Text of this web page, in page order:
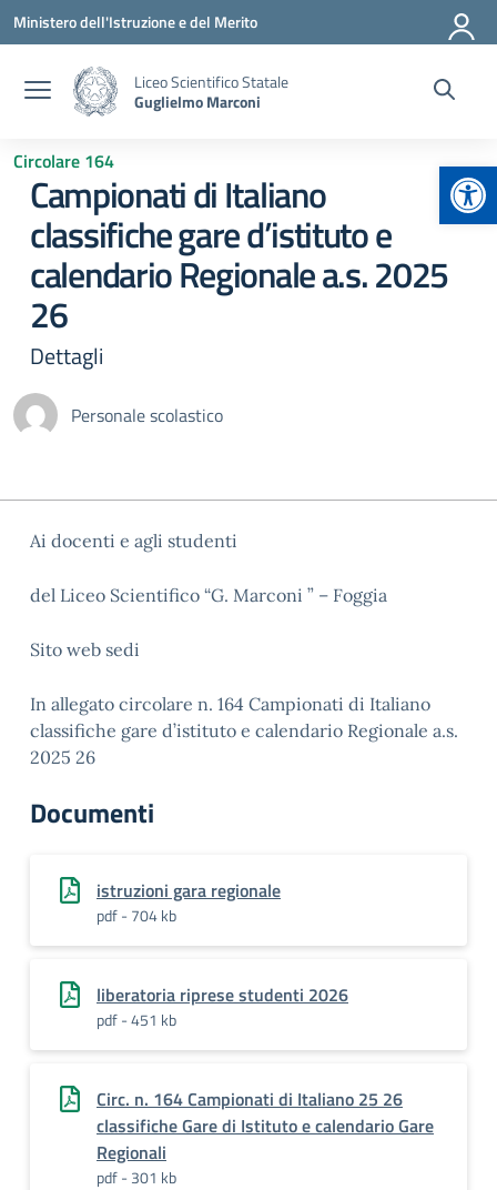
Vai ai contenuti
Vai al menu di navigazione
Vai al footer
Ministero dell'Istruzione e del Merito
Liceo Scientifico Statale
Guglielmo Marconi
Circolare 164
Campionati di Italiano
classifiche gare d’istituto e
calendario Regionale a.s. 2025
26
Dettagli
Personale scolastico
Ai docenti e agli studenti
del Liceo Scientifico “G. Marconi ” – Foggia
Sito web sedi
In allegato circolare n. 164 Campionati di Italiano
classifiche gare d’istituto e calendario Regionale a.s.
2025 26
Documenti
istruzioni gara regionale
pdf - 704 kb
liberatoria riprese studenti 2026
pdf - 451 kb
Circ. n. 164 Campionati di Italiano 25 26
classifiche Gare di Istituto e calendario Gare
Regionali
pdf - 301 kb